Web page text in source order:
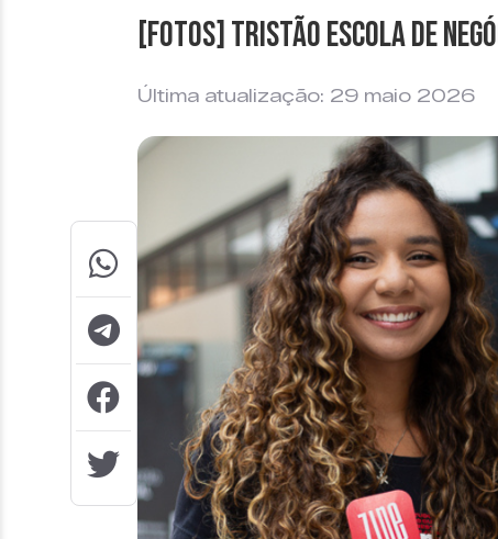
[FOTOS] Tristão Escola de
Última atualização: 29 maio 2026